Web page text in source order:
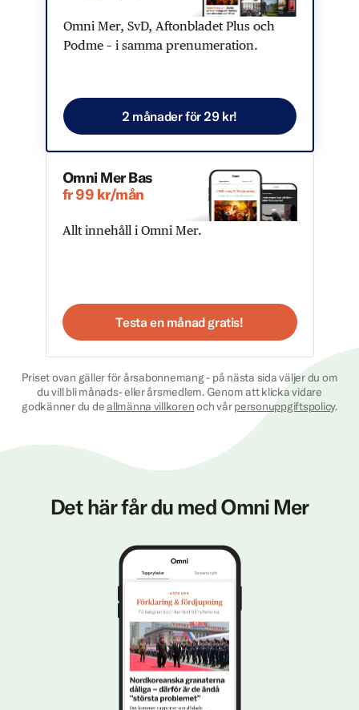
Omni Mer, SvD, Aftonbladet Plus och
Podme – i samma prenumeration.
2 månader för 29 kr!
Omni Mer Bas
fr 99 kr/mån
Allt innehåll i Omni Mer.
Testa en månad gratis!
Priset ovan gäller för årsabonnemang - på nästa sida väljer du om
du vill bli månads- eller årsmedlem. Genom att klicka vidare
godkänner du deallmänna villkorenoch vårpersonuppgiftspolicy.
Det här får du med Omni Mer